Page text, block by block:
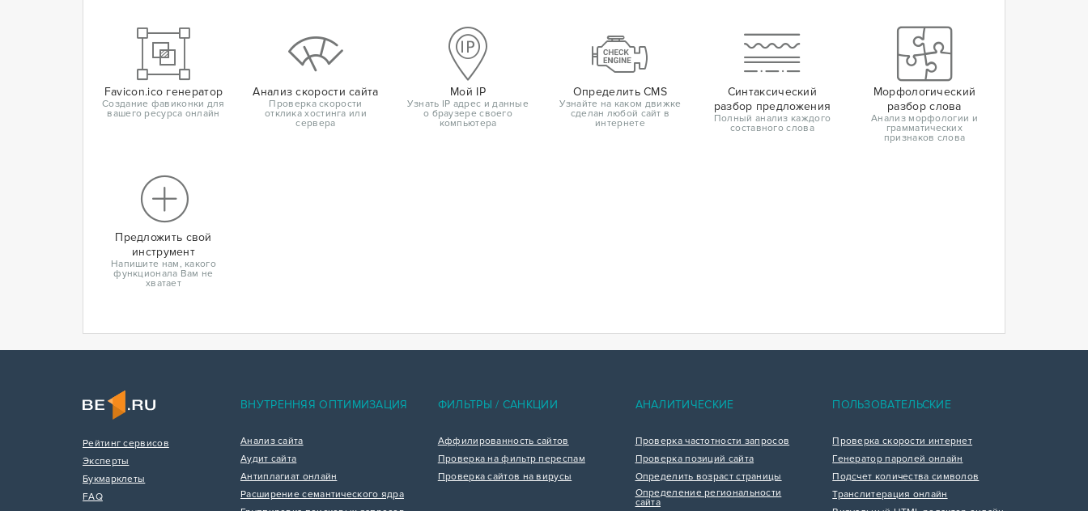
Favicon.ico генератор
Создание фавиконки для
вашего ресурса онлайн
Анализ скорости сайта
Проверка скорости
отклика хостинга или
сервера
Мой IP
Узнать IP адрес и данные
о браузере своего
компьютера
Определить CMS
Узнайте на каком движке
сделан любой сайт в
интернете
Синтаксический
разбор предложения
Полный анализ каждого
составного слова
Морфологический
разбор слова
Анализ морфологии и
грамматических
признаков слова
Предложить свой
инструмент
Напишите нам, какого
функционала Вам не
хватает
Рейтинг сервисов
Эксперты
Букмарклеты
FAQ
ВНУТРЕННЯЯ ОПТИМИЗАЦИЯ
Анализ сайта
Аудит сайта
Антиплагиат онлайн
Расширение семантического ядра
ФИЛЬТРЫ / САНКЦИИ
Аффилированность сайтов
Проверка на фильтр переспам
Проверка сайтов на вирусы
АНАЛИТИЧЕСКИЕ
Проверка частотности запросов
Проверка позиций сайта
Определить возраст страницы
Определение региональности
сайта
ПОЛЬЗОВАТЕЛЬСКИЕ
Проверка скорости интернет
Генератор паролей онлайн
Подсчет количества символов
Транслитерация онлайн